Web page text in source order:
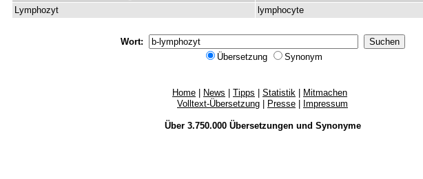
Lymphozyt
lymphocyte
Wort:
Übersetzung
Synonym
Home News Tipps Statistik
Mitmachen
Volltext-Übersetzung
Presse Impressum
Über 3.750.000 Übersetzungenund Synonyme